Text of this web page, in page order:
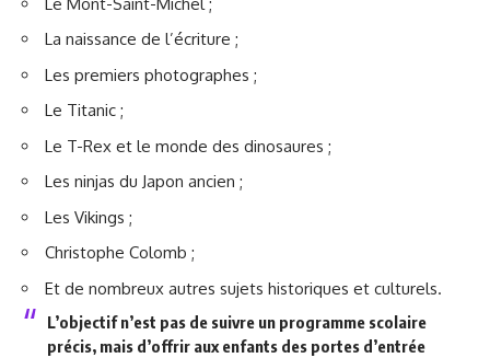
La naissance de l’écriture ;
Les premiers photographes ;
Le Titanic ;
Le T-Rex et le monde des dinosaures ;
Les ninjas du Japon ancien ;
Les Vikings ;
Christophe Colomb ;
Et de nombreux autres sujets historiques et culturels.
L’objectif n’est pas de suivre un programme scolaire
précis, mais d’offrir aux enfants des portes d’entrée